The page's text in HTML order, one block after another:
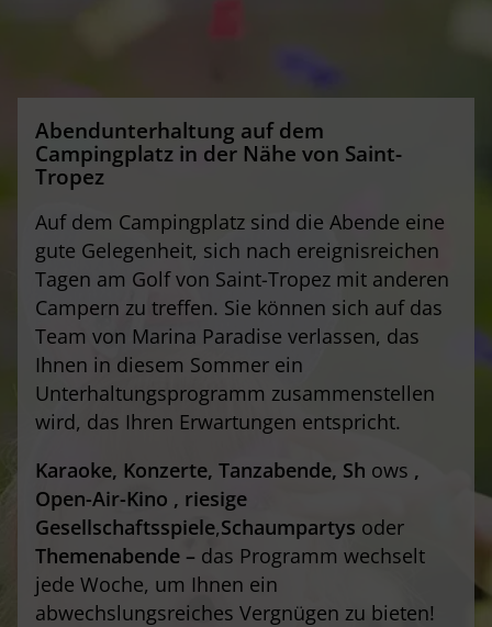
Abendunterhaltung auf dem
Campingplatz in der Nähe von Saint-
Tropez
Auf dem Campingplatz sind die Abende eine
gute Gelegenheit, sich nach ereignisreichen
Tagen am Golf von Saint-Tropez mit anderen
Campern zu treffen. Sie können sich auf das
Team von Marina Paradise verlassen, das
Ihnen in diesem Sommer ein
Unterhaltungsprogramm zusammenstellen
wird, das Ihren Erwartungen entspricht.
Karaoke, Konzerte, Tanzabende, Sh ows ,
Open-Air-Kino , riesige
Gesellschaftsspiele,Schaumpartys oder
Themenabende – das Programm wechselt
jede Woche, um Ihnen ein
abwechslungsreiches Vergnügen zu bieten!